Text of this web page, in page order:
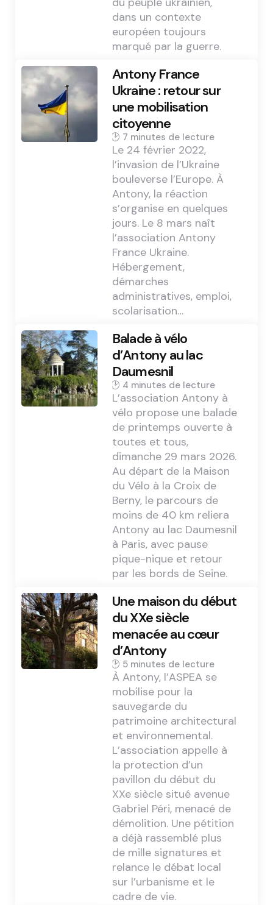
dans un contexte
européen toujours
marqué par la guerre.
Antony France
Ukraine : retour sur
une mobilisation
citoyenne
7 min
Le 24 février 2022,
l’invasion de l’Ukraine
bouleverse l’Europe. À
Antony, la réaction
s’organise en quelques
jours. Le 8 mars naît
l’association Antony
France Ukraine.
Hébergement,
démarches
administratives, emploi,
scolarisation…
Balade à vélo
d’Antony au lac
Daumesnil
4 min
L’association Antony à
vélo propose une balade
de printemps ouverte à
toutes et tous,
dimanche 29 mars 2026.
Au départ de la Maison
du Vélo à la Croix de
Berny, le parcours de
moins de 40 km reliera
Antony au lac Daumesnil
à Paris, avec pause
pique-nique et retour
par les bords de Seine.
Une maison du début
du XXe siècle
menacée au cœur
d’Antony
5 min
À Antony, l’ASPEA se
mobilise pour la
sauvegarde du
patrimoine architectural
et environnemental.
L’association appelle à
la protection d’un
pavillon du début du
XXe siècle situé avenue
Gabriel Péri, menacé de
démolition. Une pétition
a déjà rassemblé plus
de mille signatures et
relance le débat local
sur l’urbanisme et le
cadre de vie.